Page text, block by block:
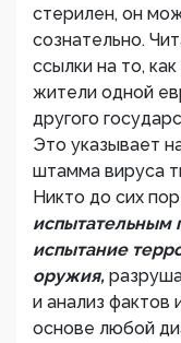
стерилен, он
сознательно.
ссылки на то,
жители одной
другого
Это указывает
штамма вируса
Никто до сих
испытательным
испытание
оружия,
и анализ фактов
основе любой